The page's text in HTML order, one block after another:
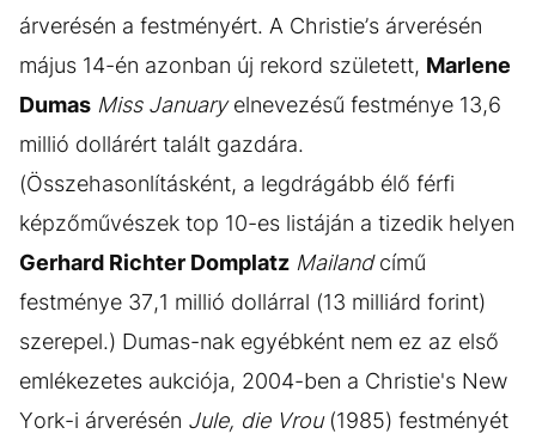
árverésén a festményért. A Christie’s árverésén
május 14-én azonban új rekord született, Marlene
Dumas Miss Januaryelnevezésű festménye 13,6
millió dollárért talált gazdára.
(Összehasonlításként, a legdrágább élő férfi
képzőművészek top 10-es listáján a tizedik helyen
Gerhard Richter Domplatz Mailandcímű
festménye 37,1 millió dollárral (13 milliárd forint)
szerepel.) Dumas-nak egyébként nem ez az első
emlékezetes aukciója, 2004-ben a Christie's New
York-i árverésén Jule, die Vrou(1985) festményét